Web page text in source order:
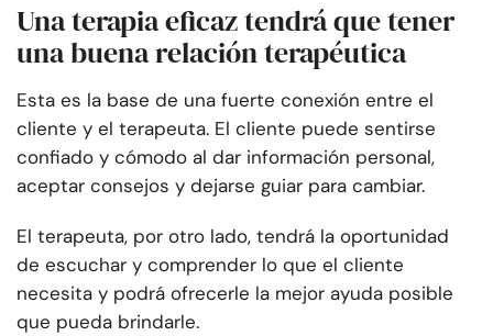
Una terapia eficaz tendrá que tener
una buena relación terapéutica
Esta es la base de una fuerte conexión entre el
cliente y el terapeuta. El cliente puede sentirse
confiado y cómodo al dar información personal,
aceptar consejos y dejarse guiar para cambiar.
El terapeuta, por otro lado, tendrá la oportunidad
de escuchar y comprender lo que el cliente
necesita y podrá ofrecerle la mejor ayuda posible
que pueda brindarle.